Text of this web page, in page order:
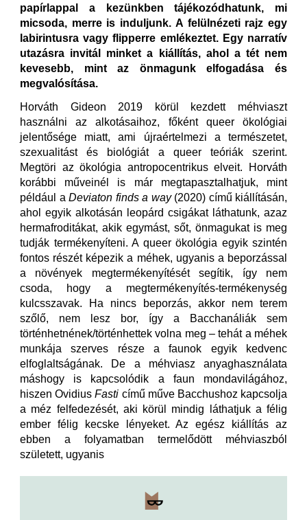
papírlappal a kezünkben tájékozódhatunk, mi
micsoda, merre is induljunk. A felülnézeti rajz egy
labirintusra vagy flipperre emlékeztet. Egy narratív
utazásra invitál minket a kiállítás, ahol a tét nem
kevesebb, mint az önmagunk elfogadása és
megvalósítása.
Horváth Gideon 2019 körül kezdett méhviaszt
használni az alkotásaihoz, főként queer ökológiai
jelentősége miatt, ami újraértelmezi a természetet,
szexualitást és biológiát a queer teóriák szerint.
Megtöri az ökológia antropocentrikus elveit. Horváth
korábbi műveinél is már megtapasztalhatjuk, mint
például a Deviaton finds a way(2020) című kiállításán,
ahol egyik alkotásán leopárd csigákat láthatunk, azaz
hermafroditákat, akik egymást, sőt, önmagukat is meg
tudják termékenyíteni. A queer ökológia egyik szintén
fontos részét képezik a méhek, ugyanis a beporzással
a növények megtermékenyítését segítik, így nem
csoda, hogy a megtermékenyítés-termékenység
kulcsszavak. Ha nincs beporzás, akkor nem terem
szőlő, nem lesz bor, így a Bacchanáliák sem
történhetnének/történhettek volna meg – tehát a méhek
munkája szerves része a faunok egyik kedvenc
elfoglaltságának. De a méhviasz anyaghasználata
máshogy is kapcsolódik a faun mondavilágához,
hiszen OvidiusFasti című műve Bacchushoz kapcsolja
a méz felfedezését, aki körül mindig láthatjuk a félig
ember félig kecske lényeket. Az egész kiállítás az
ebben a folyamatban termelődött méhviaszból
született, ugyanis